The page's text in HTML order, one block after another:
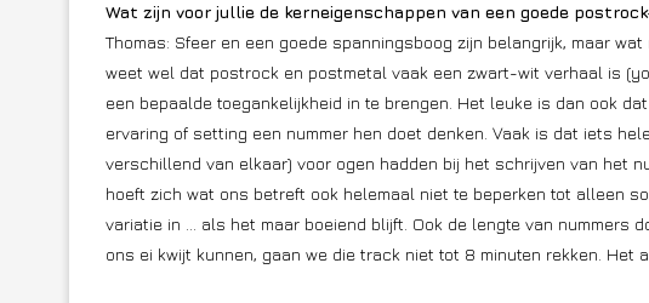
Wat zijn voor jullie de kerneigenschappen van een goede
Thomas: Sfeer en een goede spanningsboog zijn belangrijk, maar wat
weet wel dat postrock en postmetal vaak een zwart-wit verhaal is
een bepaalde toegankelijkheid in te brengen. Het leuke is dan ook
ervaring of setting een nummer hen doet denken. Vaak is dat iets
verschillend van elkaar) voor ogen hadden bij het schrijven van het
hoeft zich wat ons betreft ook helemaal niet te beperken tot alleen
variatie in … als het maar boeiend blijft. Ook de lengte van nummers
ons ei kwijt kunnen, gaan we die track niet tot 8 minuten rekken. Het